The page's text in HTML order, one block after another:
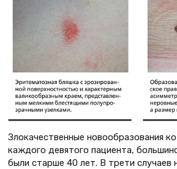
Злокачественные новообразования
каждого девятого пациента,
были старше 40 лет. В трети случаев